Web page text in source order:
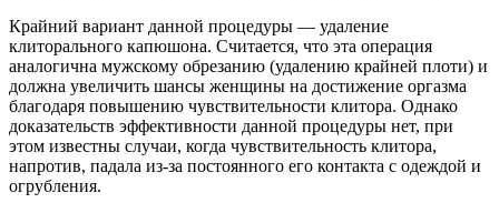
Крайний вариант данной процедуры — удаление
клиторального капюшона. Считается, что эта операция
аналогична мужскому обрезанию (удалению крайней плоти) и
должна увеличить шансы женщины на достижение оргазма
благодаря повышению чувствительности клитора. Однако
доказательств эффективности данной процедуры нет, при
этом известны случаи, когда чувствительность клитора,
напротив, падала из-за постоянного его контакта с одеждой и
огрубления.